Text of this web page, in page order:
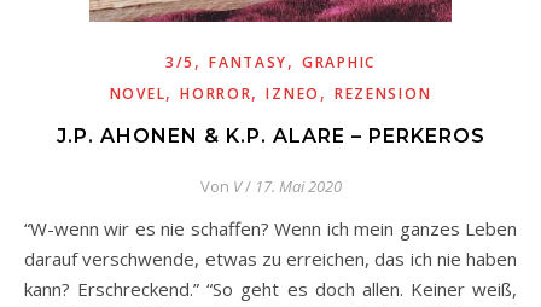
3/5 ,FANTASY,GRAPHIC
NOVEL,HORROR,IZNEO , REZENSION
J.P. AHONEN & K.P. ALARE – PERKEROS
Von V/ 17. Mai 2020
“W-wenn wir es nie schaffen? Wenn ich mein ganzes Leben
darauf verschwende, etwas zu erreichen, das ich nie haben
kann? Erschreckend.” “So geht es doch allen. Keiner weiß,